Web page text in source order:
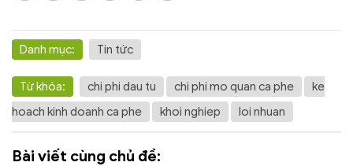
Danh mục: Tin tức
Từ khóa: chi phi dau tu chi phi mo quan ca phe
ke
hoach kinh doanh ca phe
khoi nghiep loi nhuan
Bài viết cùng chủ đề: